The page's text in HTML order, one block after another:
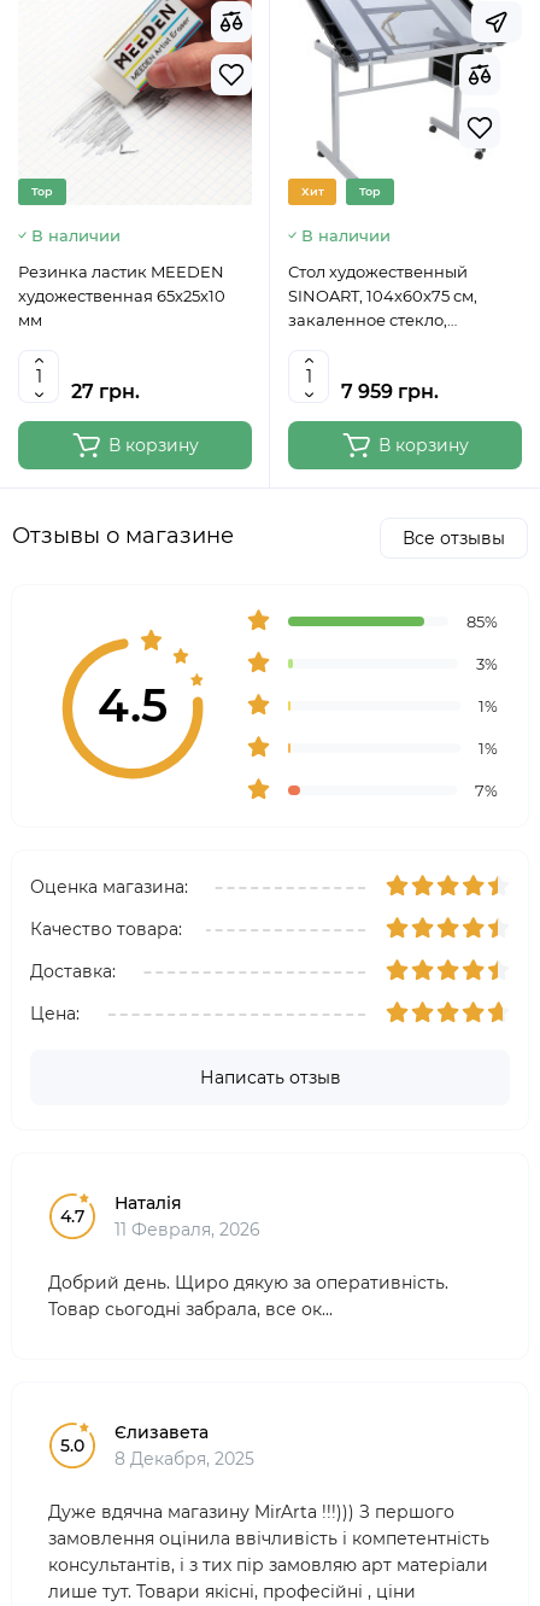
Top
В наличии
Резинка ластик MEEDEN
художественная 65x25x10
мм
27 грн.
В корзину
Хит Top
В наличии
Стол художественный
SINOART, 104x60x75 см,
закаленное стекло,
7 959 грн.
В корзину
Отзывы о магазине Все отзывы
4.5
85%
3%
1%
1%
7%
Оценка магазина:
Качество товара:
Доставка:
Цена:
Написать отзыв
4.7
Наталія
11 Февраля, 2026
Добрий день. Щиро дякую за оперативність.
Товар сьогодні забрала, все ок...
5.0
Єлизавета
8 Декабря, 2025
Дуже вдячна магазину MirArta !!!))) З першого
замовлення оцінила ввічливість і компетентність
консультантів, і з тих пір замовляю арт матеріали
лише тут. Товари якісні, професійні , ціни